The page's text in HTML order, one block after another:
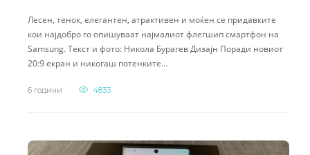
Лесен, тенок, елегантен, атрактивен и моќен се придавките
кои најдобро го опишуваат најмалиот флегшип смартфон на
Samsung. Текст и фото: Никола Бурагев Дизајн Поради новиот
20:9 екран и никогаш потенките…
6 години 4833